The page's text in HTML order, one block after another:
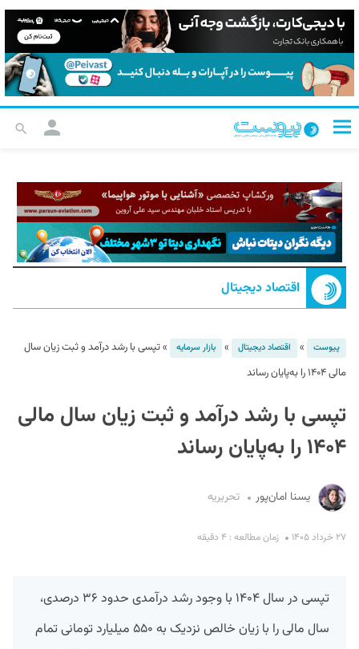
اقتصاد دیجیتال
پیوست » اقتصاد دیجیتال » بازار سرمایه »تپسی با رشد درآمد و ثبت زیان سال
مالی ۱۴۰۴ را به‌پایان رساند
تپسی با رشد درآمد و ثبت زیان سال مالی
۱۴۰۴ را به‌پایان رساند
یسنا امان‌پور تحریریه
۲۷ خرداد ۱۴۰۵ زمان مطالعه : ۴ دقیقه
تپسی در سال ۱۴۰۴ با وجود رشد درآمدی حدود ۳۶ درصدی،
سال مالی را با زیان خالص نزدیک به ۵۵۰ میلیارد تومانی تمام